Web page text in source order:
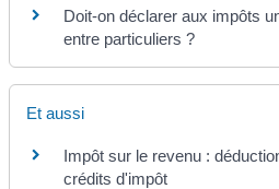
Doit-on déclarer aux impôts
entre particuliers ?
Et aussi
Impôt sur le revenu :
crédits d'impôt